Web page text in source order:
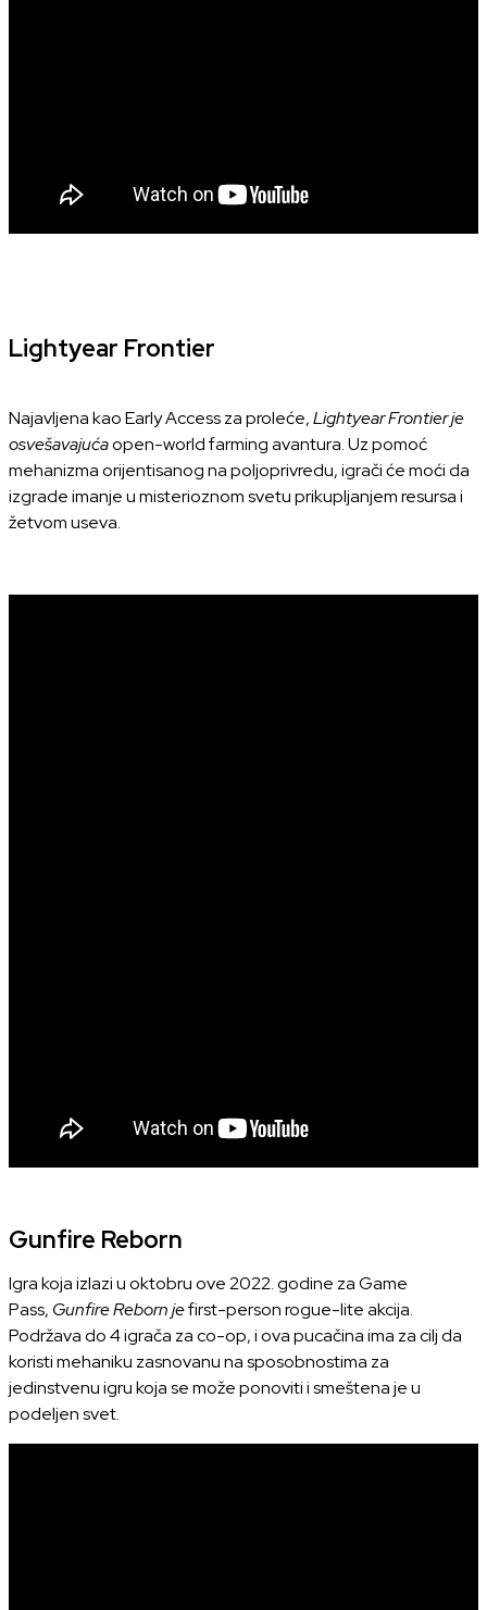
Lightyear Frontier
Najavljena kao Early Access za proleće,Lightyear Frontier je
osvešavajućaopen-world farming avantura. Uz pomoć
mehanizma orijentisanog na poljoprivredu, igrači će moći da
izgrade imanje u misterioznom svetu prikupljanjem resursa i
žetvom useva.
Gunfire Reborn
Igra koja izlazi u oktobru ove 2022. godine za Game
Pass, Gunfire Reborn jefirst-person rogue-lite akcija.
Podržava do 4 igrača za co-op, i ova pucačina ima za cilj da
koristi mehaniku zasnovanu na sposobnostima za
jedinstvenu igru koja se može ponoviti i smeštena je u
podeljen svet.